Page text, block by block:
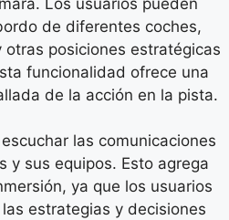
de diferentes coches,
otras posiciones estratégicas
funcionalidad ofrece una
de la acción en la pista.
las comunicaciones
y sus equipos. Esto agrega
ya que los usuarios
estrategias y decisiones